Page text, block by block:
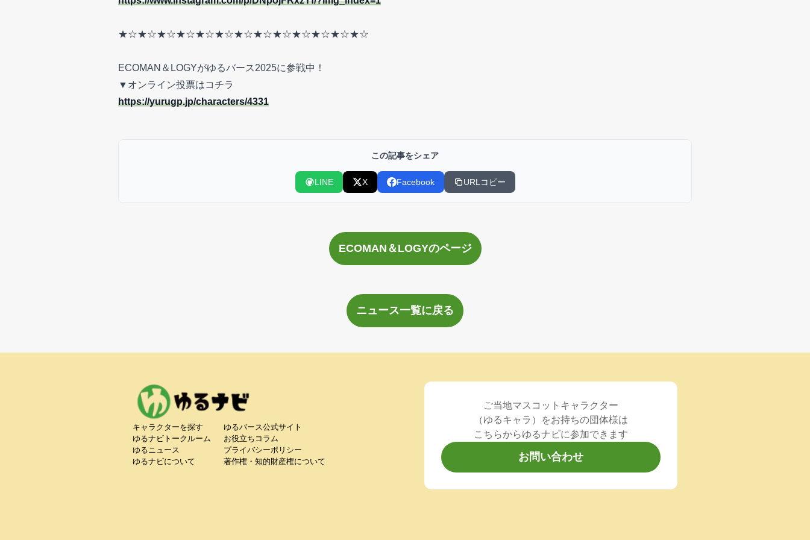
★☆★☆★☆★☆★☆★☆★☆★☆★☆★☆★☆★☆★☆
ECOMAN＆LOGYがゆるバース2025に参戦中！
▼オンライン投票はコチラ
https://yurugp.jp/characters/4331
この記事をシェア
LINE X Facebook URLコピー
ECOMAN＆LOGYのページ
ニュース一覧に戻る
キャラクターを探す
ゆるナビトークルーム
ゆるニュース
ゆるナビについて
ゆるバース公式サイト
お役立ちコラム
プライバシーポリシー
著作権・知的財産権について
ご当地マスコットキャラクター
（ゆるキャラ）をお持ちの団体様は
こちらからゆるナビに参加できます
お問い合わせ